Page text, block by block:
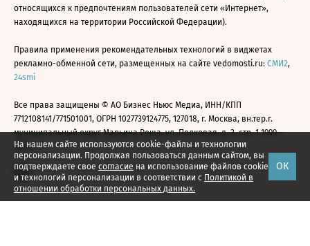
На нашем сайте используются cookie-файлы и технологии
персонализации. Продолжая пользоваться данным сайтом, вы
подтверждаете свое согласие на использование файлов cookie
и технологий персонализации в соответствии с Политикой в
отношении обработки персональных данных.
ОК
относящихся к предпочтениям пользователей сети «Интернет»,
находящихся на территории Российской Федерации).
Правила применения рекомендательных технологий в виджетах
рекламно-обменной сети, размещенных на сайте vedomosti.ru: СМИ2,
24smi
Все права защищены © АО Бизнес Ньюс Медиа, ИНН/КПП
7712108141/771501001, ОГРН 1027739124775, 127018, г. Москва, вн.тер.г.
муниципальный округ Марьина Роща, ул. Полковая, д. 3, стр. 1 1999—
2026